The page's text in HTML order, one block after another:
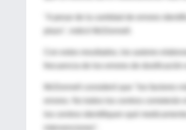
"A pesar de la cantidad de errores
McDonnell consideró que "los factores
errores. No todos los centros
los centros identifiquen qué